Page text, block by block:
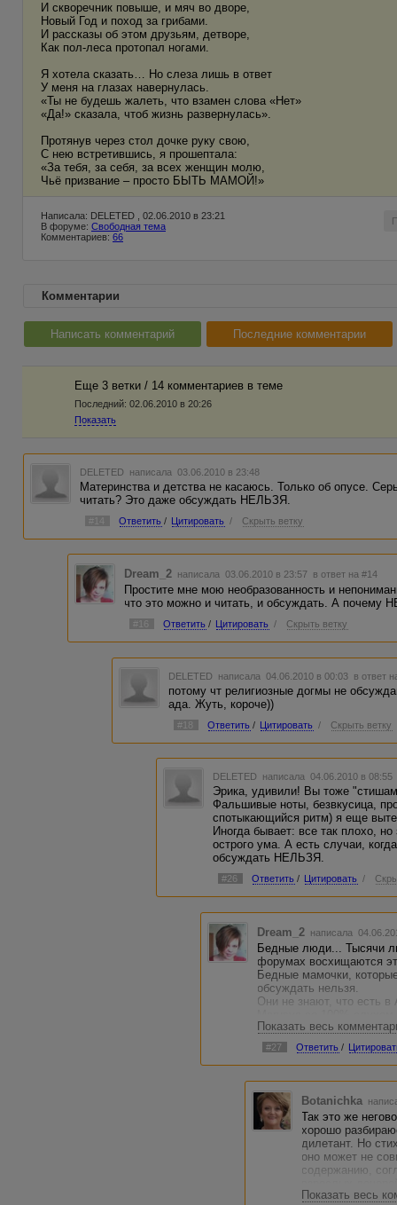
И скворечник повыше, и мяч во дворе,
Новый Год и поход за грибами.
И рассказы об этом друзьям, детворе,
Как пол-леса протопал ногами.
Я хотела сказать… Но слеза лишь в ответ
У меня на глазах навернулась.
«Ты не будешь жалеть, что взамен слова «Нет»
«Да!» сказала, чтоб жизнь развернулась».
Протянув через стол дочке руку свою,
С нею встретившись, я прошептала:
«За тебя, за себя, за всех женщин молю,
Чьё призвание – просто БЫТЬ МАМОЙ!»
Написала: DELETED , 02.06.2010 в 23:21
В форуме: Свободная тема
Комментариев: 66
Комментарии
Написать комментарий Последние комментарии
Еще 3 ветки / 14 комментариев в темe
Последний: 02.06.2010 в 20:26
Показать
DELETED написала 03.06.2010 в 23:48
Материнства и детства не касаюсь. Только об опусе.
читать? Это даже обсуждать НЕЛЬЗЯ.
#14 Ответить / Цитировать / Скрыть ветку
Dream_2 написала 03.06.2010 в 23:57 в ответ на #14
Простите мне мою необразованность и
что это можно и читать, и обсуждать. А почему
#16 Ответить / Цитировать / Скрыть ветку
DELETED написала 04.06.2010 в 00:03 в ответ
потому чт религиозные догмы не
ада. Жуть, короче))
#18 Ответить / Цитировать / Скрыть ветку
DELETED написала 04.06.2010 в
Эрика, удивили! Вы тоже
Фальшивые ноты, безвкусица,
спотыкающийся ритм) я еще
Иногда бывает: все так плохо,
острого ума. А есть случаи,
обсуждать НЕЛЬЗЯ.
#26 Ответить / Цитировать /
Dream_2 написала
Бедные люди... Тысячи
форумах восхищаются
Бедные мамочки,
обсуждать нельзя.
Они не знают, что есть в
рифме и прочих
можно восхищаться, а
Показать весь
#27 Ответить /
Botanichka
Так это же
хорошо
дилетант. Но
оно может не
содержанию,
трогательного,
Показать весь